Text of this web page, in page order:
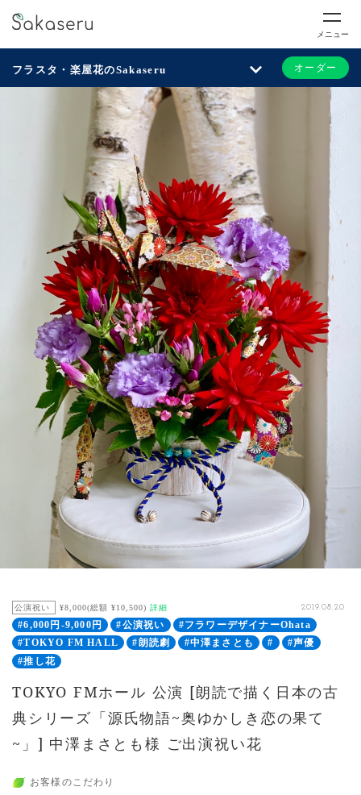
メニュー
フラスタ・楽屋花のSakaseru オーダー
公演祝い ¥8,000(総額 ¥10,500) 詳細 2019.08.20
#6,000円-9,000円 #公演祝い
#フラワーデザイナーOhata
#TOKYO FM HALL
#朗読劇 #中澤まさとも #
#声優
#推し花
TOKYO FMホール 公演 [朗読で描く日本の古
典シリーズ「源氏物語~奥ゆかしき恋の果て
~」] 中澤まさとも様 ご出演祝い花
お客様のこだわり